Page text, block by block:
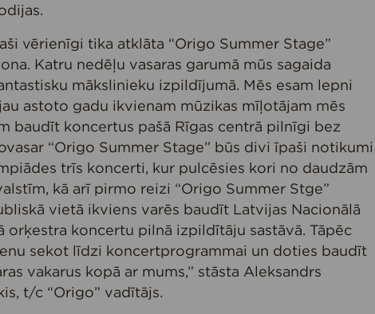
vērienīgi tika atklāta “Origo Summer Stage”
Katru nedēļu vasaras garumā mūs sagaida
mākslinieku izpildījumā. Mēs esam lepni
astoto gadu ikvienam mūzikas mīļotājam mēs
baudīt koncertus pašā Rīgas centrā pilnīgi bez
“Origo Summer Stage” būs divi īpaši notikumi
trīs koncerti, kur pulcēsies kori no daudzām
kā arī pirmo reizi “Origo Summer Stge”
vietā ikviens varēs baudīt Latvijas Nacionālā
orķestra koncertu pilnā izpildītāju sastāvā. Tāpēc
sekot līdzi koncertprogrammai un doties baudīt
vakarus kopā ar mums,” stāsta Aleksandrs
t/c “Origo” vadītājs.